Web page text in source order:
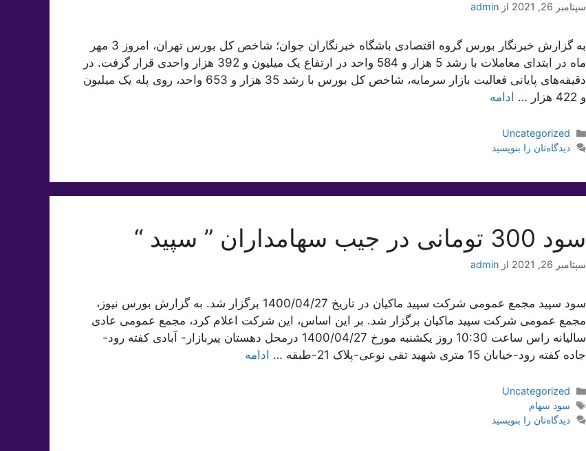
سپتامبر 26, 2021 از admin
به گزارش خبرنگار بورس گروه اقتصادی باشگاه خبرنگاران جوان؛ شاخص کل بورس تهران، امروز 3 مهر
ماه در ابتدای معاملات با رشد 5 هزار و 584 واحد در ارتفاع یک میلیون و 392 هزار واحدی قرار گرفت. در
دقیقه‌های پایانی فعالیت بازار سرمایه، شاخص کل بورس با رشد 35 هزار و 653 واحد، روی پله یک میلیون
و 422 هزار …
ادامه
دسته‌ها
Uncategorized
دیدگاه‌تان را بنویسید
سود 300 تومانی در جیب سهامداران ” سپید “
سپتامبر 26, 2021 از admin
سود سپید مجمع عمومی شرکت سپید ماکیان در تاریخ 1400/04/27 برگزار شد. به گزارش بورس نیوز،
مجمع عمومی شرکت سپید ماکیان برگزار شد. بر این اساس، این شرکت اعلام کرد، مجمع عمومی عادی
سالیانه راس ساعت 10:30 روز یکشنبه مورخ 1400/04/27 درمحل دهستان پیربازار- آبادی کفته رود-
جاده کفته رود-خیابان 15 متری شهید تقی نوعی-پلاک 21-طبقه …
ادامه
دسته‌ها
Uncategorized
برچسب‌ها
سود سهام
دیدگاه‌تان را بنویسید